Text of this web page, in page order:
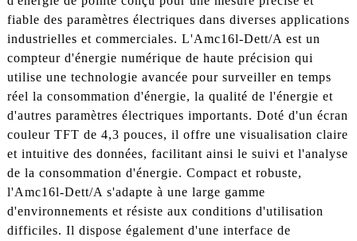
fiable des paramètres électriques dans diverses applications
industrielles et commerciales. L'Amc16l-Dett/A est un
compteur d'énergie numérique de haute précision qui
utilise une technologie avancée pour surveiller en temps
réel la consommation d'énergie, la qualité de l'énergie et
d'autres paramètres électriques importants. Doté d'un écran
couleur TFT de 4,3 pouces, il offre une visualisation claire
et intuitive des données, facilitant ainsi le suivi et l'analyse
de la consommation d'énergie. Compact et robuste,
l'Amc16l-Dett/A s'adapte à une large gamme
d'environnements et résiste aux conditions d'utilisation
difficiles. Il dispose également d'une interface de